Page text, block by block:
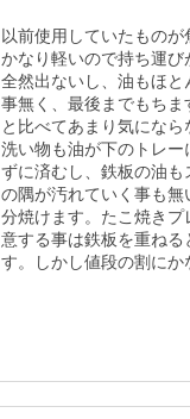
以前使用していたもの
かなり軽いので持ち運
全然出ないし、油もほ
事無く、最後までもち
と比べてあまり気になら
洗い物も油が下のトレ
ずに済むし、鉄板の油
の隅が汚れていく事も
分焼けます。たこ焼き
意する事は鉄板を重ね
す。しかし値段の割にか